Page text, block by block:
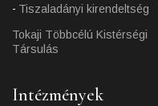
Tiszaladányi kirendeltség
Tokaji Többcélú Kistérségi
Társulás
Intézmények